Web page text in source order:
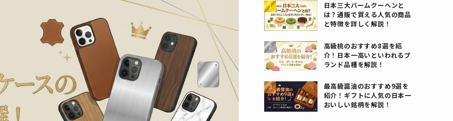
日本三大バームクーヘンと
は？通販で買える人気の商品
と特徴を詳しく解説！
高級桃のおすすめ8選を紹
介！日本一高いといわれるブ
ランド品種を解説！
最高級醤油のおすすめ9選を
紹介！ギフトに人気の日本一
おいしい銘柄を解説！